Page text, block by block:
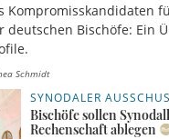
Kompromisskandidaten
deutschen Bischöfe: Ein
Schmidt
SYNODALER
Bischöfe sollen
Rechenschaft ablegen